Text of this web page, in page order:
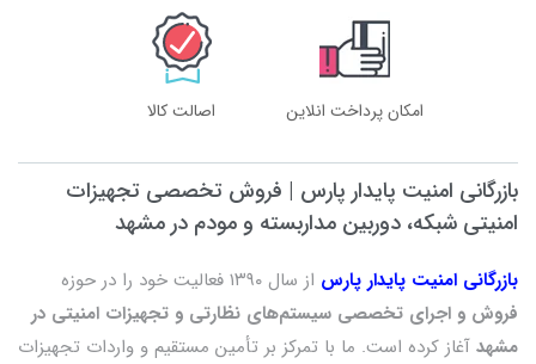
امکان پرداخت انلاین اصالت کالا
بازرگانی امنیت پایدار پارس | فروش تخصصی تجهیزات
امنیتی شبکه، دوربین مداربسته و مودم در مشهد
بازرگانی امنیت پایدار پارس از سال ۱۳۹۰ فعالیت خود را در حوزه
فروش و اجرای تخصصی سیستم‌های نظارتی و تجهیزات امنیتی در
مشهد آغاز کرده است. ما با تمرکز بر تأمین مستقیم و واردات تجهیزات